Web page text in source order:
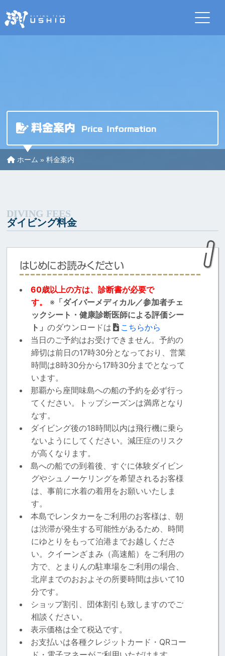
料金案内 Price Information
ホーム » 料金案内
ダイビング料金
はじめにお読みください
60歳以上の方は、診断書が必要で
す。
※「ダイバーメディカル／参加者チェ
ックシート・健康診断医師による評価シー
ト」 のダウンロードは
こちらから
当日のご予約はお受けできません。予約の
締切は前日の17時30分となっており、営業
時間は8時30分から17時30分までとなって
います。
那覇から座間味島への船の予約を必ず行っ
てください。トップシーズンは満席となり
なす。
ダイビング後の18時間以内は飛行機に乗ら
ないようにしてください。減圧症のリスク
が高くなります。
島への船での到着後、すぐに体験ダイビン
グやシュノーケリングを希望されるお客様
は、事前に水着の着用をお願いいたしま
す。
本島でレンタカーをご利用のお客様は、朝
は渋滞が発生する可能性があるため、時間
にゆとりをもって泊港までお越しくださ
い。クイーンざまみ（高速船）をご利用の
方で、とまりんの駐車場をご利用の場合、
北岸までのおおよその所要時間は歩いて10
分です。
ショップ割引、団体割引も致しますのでご
相談ください。
表示価格は全て税込です。
お支払いは各種クレジットカード・QRコー